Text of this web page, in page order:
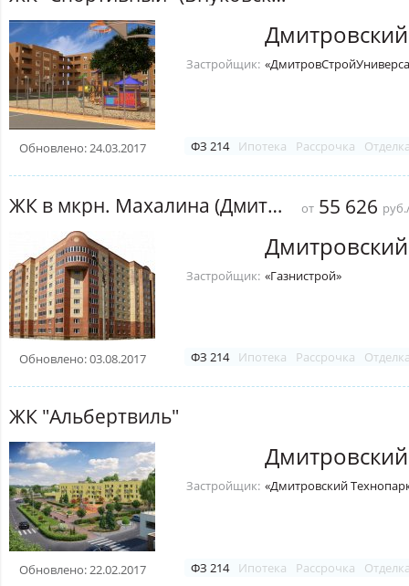
Обновлено: 24.03.2017
Застройщик:
ФЗ 214 Ипотека Рассрочка
ЖК в мкрн. Махалина (Дмитров) от 55 626
Обновлено: 03.08.2017
Застройщик: «Газнистрой»
ФЗ 214 Ипотека Рассрочка
ЖК "Альбертвиль"
Обновлено: 22.02.2017
Застройщик: «Дмитровский
ФЗ 214 Ипотека Рассрочка